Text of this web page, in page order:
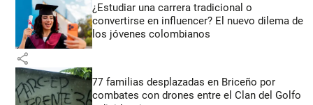
¿Estudiar una carrera tradicional o
convertirse en influencer? El nuevo dilema de
los jóvenes colombianos
share
77 familias desplazadas en Briceño por
combates con drones entre el Clan del Golfo